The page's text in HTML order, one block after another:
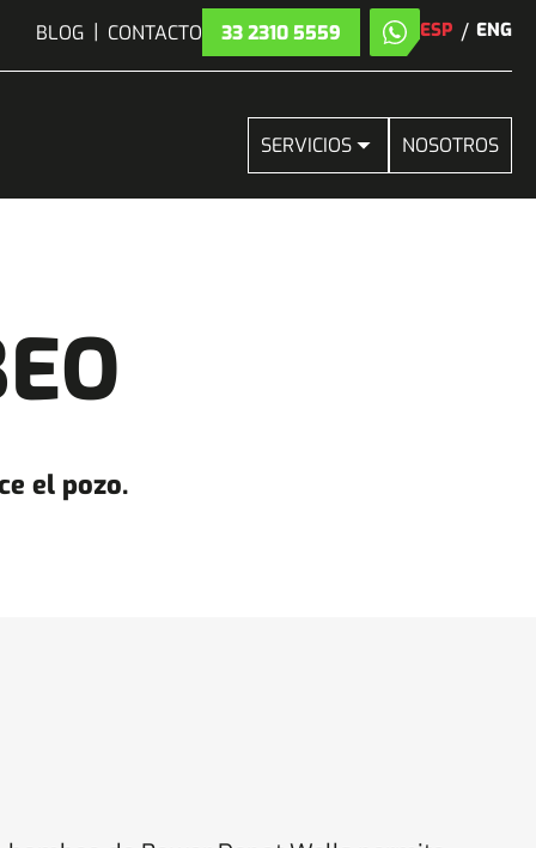
BLOG | CONTACTO 33 2310 5559 ESP / ENG
SERVICIOS NOSOTROS
el pozo.